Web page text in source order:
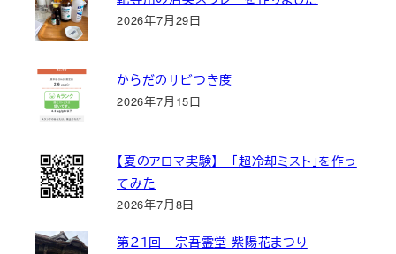
2026年7月29日
からだのサビつき度
2026年7月15日
【夏のアロマ実験】 「超冷却ミスト」を作っ
てみた
2026年7月8日
第２１回 宗吾霊堂 紫陽花まつり